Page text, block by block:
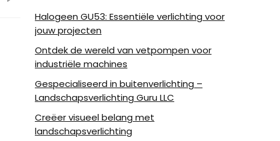
Halogeen GU53: Essentiële verlichting voor
jouw projecten
Ontdek de wereld van vetpompen voor
industriële machines
Gespecialiseerd in buitenverlichting –
Landschapsverlichting Guru LLC
Creëer visueel belang met
landschapsverlichting